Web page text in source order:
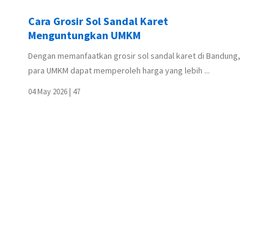
Cara Grosir Sol Sandal Karet
Menguntungkan UMKM
Dengan memanfaatkan grosir sol sandal karet di Bandung,
para UMKM dapat memperoleh harga yang lebih ...
04 May 2026 | 47